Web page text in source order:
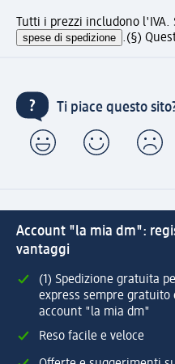
Tutti i prezzi includono l'IVA.
spese di spedizione .(§)
Ti piace questo
Account "la mia dm":
vantaggi
(1) Spedizione gratuita
express sempre
account "la mia dm"
Reso facile e veloce